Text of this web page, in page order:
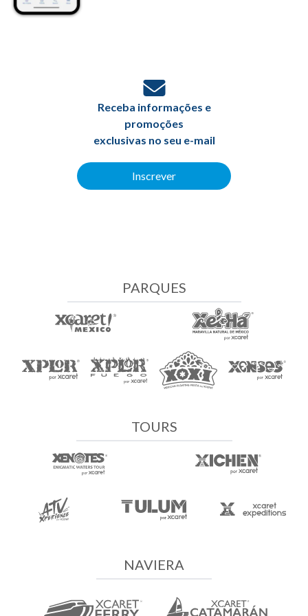
Receba informações e
promoções
exclusivas no seu e-mail
Inscrever
PARQUES
TOURS
NAVIERA